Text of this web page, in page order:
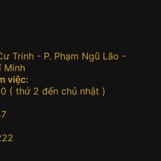
Trinh - P. Phạm Ngũ Lão -
Minh
việc:
( thứ 2 đến chủ nhật )